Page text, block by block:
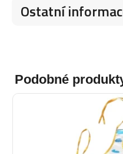
Ostatní
Podobné